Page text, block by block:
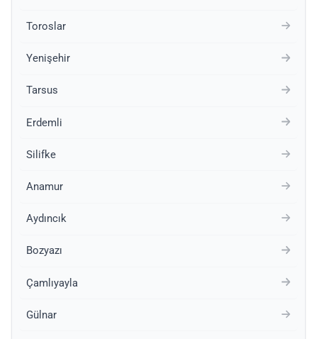
Toroslar
Yenişehir
Tarsus
Erdemli
Silifke
Anamur
Aydıncık
Bozyazı
Çamlıyayla
Gülnar